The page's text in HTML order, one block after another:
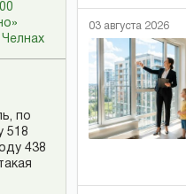
по
518
438
03 августа 2026